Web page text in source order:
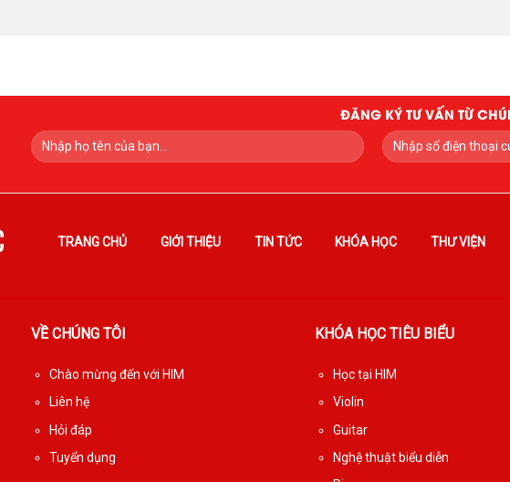
ĐĂNG KÝ TƯ VẤN TỪ
TRANG CHỦ GIỚI THIỆU TIN TỨC KHÓA HỌC THƯ VIỆN
VỀ CHÚNG TÔI
Chào mừng đến với HIM
Liên hệ
Hỏi đáp
Tuyển dụng
KHÓA HỌC TIÊU BIỂU
Học tại HIM
Violin
Guitar
Nghệ thuật biểu diễn